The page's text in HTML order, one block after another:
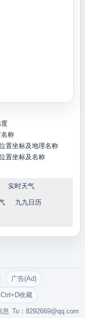
称
置坐标及地理名称
置坐标及名称
实时天气
九九日历
广告(Ad)
Ctrl+D收藏
To：8292669@qq.com
息